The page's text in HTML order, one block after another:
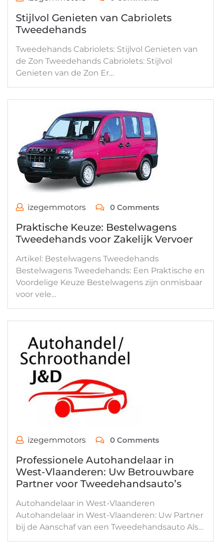
Stijlvol Genieten van Cabriolets
Tweedehands
Tweedehands Cabriolets: Stijlvol Genieten van
de Zon Tweedehands Cabriolets: Stijlvol
Genieten van de Zon Er…
izegemmotors 0 Comments
Praktische Keuze: Bestelwagens
Tweedehands voor Zakelijk Vervoer
Artikel: Bestelwagens Tweedehands
Bestelwagens Tweedehands: Een Praktische en
Voordelige Keuze Bestelwagens zijn onmisbaar
voor vele…
izegemmotors 0 Comments
Professionele Autohandelaar in
West-Vlaanderen: Uw Betrouwbare
Partner voor Tweedehandsauto’s
Autohandelaar in West-Vlaanderen
Autohandelaar in West-Vlaanderen: Uw Partner
bij de Aanschaf van een Tweedehandsauto Als…